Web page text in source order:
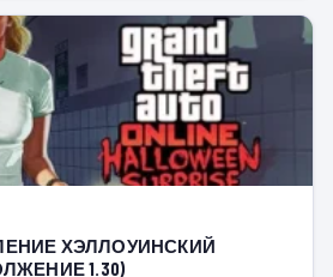
ХЭЛЛОУИНСКИЙ
1.30)